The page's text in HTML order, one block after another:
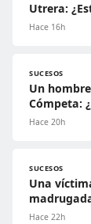
Utrera:
Hace 16h
SUCESOS
Un
Cómpeta:
Hace 20h
SUCESOS
Una
Hace 22h